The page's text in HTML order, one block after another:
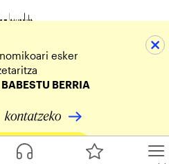
esker
BABESTU BERRIA
ekarpena